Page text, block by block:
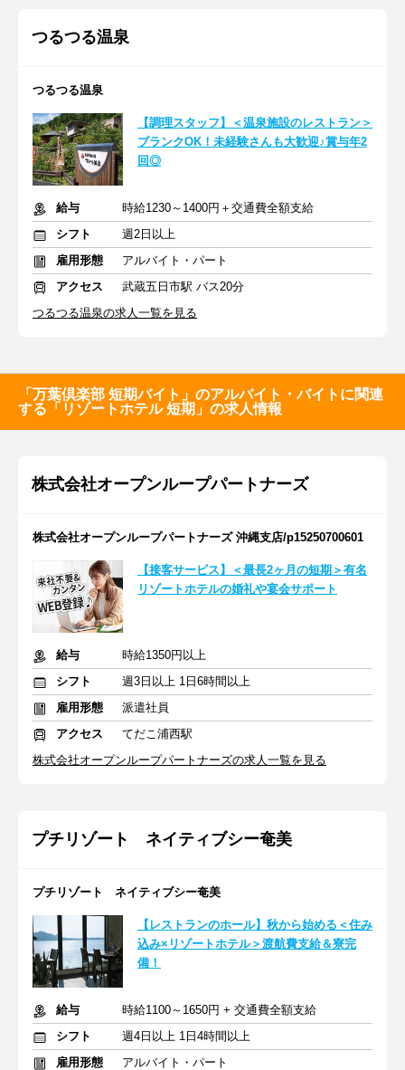
つるつる温泉
つるつる温泉
【調理スタッフ】＜温泉施設のレストラン＞
ブランクOK！未経験さんも大歓迎♪賞与年2
回◎
給与
時給1230～1400円＋交通費全額支給
シフト
週2日以上
雇用形態
アルバイト・パート
アクセス
武蔵五日市駅 バス20分
つるつる温泉の求人一覧を見る
「万葉倶楽部 短期バイト」のアルバイト・バイトに関連
する「リゾートホテル 短期」の求人情報
株式会社オープンループパートナーズ
株式会社オープンループパートナーズ 沖縄支店/p15250700601
【接客サービス】＜最長2ヶ月の短期＞有名
リゾートホテルの婚礼や宴会サポート
給与
時給1350円以上
シフト
週3日以上 1日6時間以上
雇用形態
派遣社員
アクセス
てだこ浦西駅
株式会社オープンループパートナーズの求人一覧を見る
プチリゾート ネイティブシー奄美
プチリゾート ネイティブシー奄美
【レストランのホール】秋から始める＜住み
込み×リゾートホテル＞渡航費支給＆寮完
備！
給与
時給1100～1650円 + 交通費全額支給
シフト
週4日以上 1日4時間以上
雇用形態
アルバイト・パート